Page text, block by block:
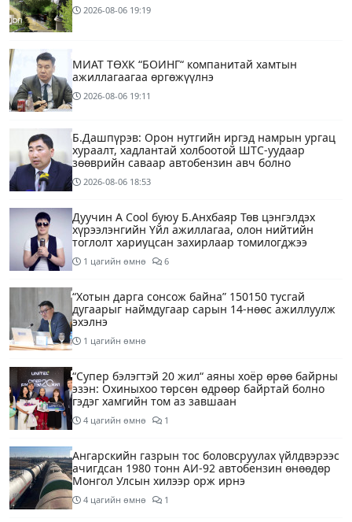
2026-08-06 19:19
МИАТ ТӨХК “БОИНГ“ компанитай хамтын
ажиллагаагаа өргөжүүлнэ
2026-08-06 19:11
Б.Дашпүрэв: Орон нутгийн иргэд намрын ургац
хураалт, хадлантай холбоотой ШТС-уудаар
зөөврийн саваар автобензин авч болно
2026-08-06 18:53
Дуучин A Cool буюу Б.Анхбаяр Төв цэнгэлдэх
хүрээлэнгийн Үйл ажиллагаа, олон нийтийн
тоглолт хариуцсан захирлаар томилогджээ
1 цагийн өмнө 6
“Хотын дарга сонсож байна” 150150 тусгай
дугаарыг наймдугаар сарын 14-нөөс ажиллуулж
эхэлнэ
1 цагийн өмнө
“Супер бэлэгтэй 20 жил“ аяны хоёр өрөө байрны
эзэн: Охиныхоо төрсөн өдрөөр байртай болно
гэдэг хамгийн том аз завшаан
4 цагийн өмнө 1
Ангарскийн газрын тос боловсруулах үйлдвэрээс
ачигдсан 1980 тонн АИ-92 автобензин өнөөдөр
Монгол Улсын хилээр орж ирнэ
4 цагийн өмнө 1